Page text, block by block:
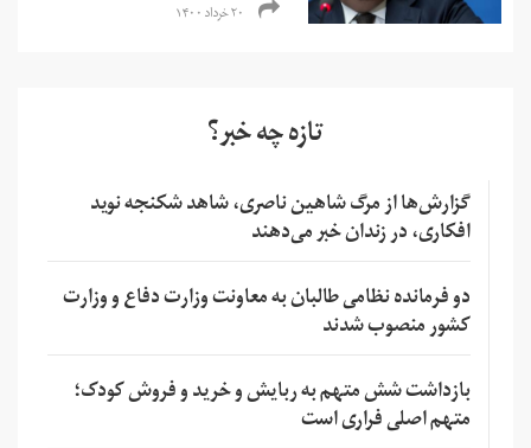
۲۰ خرداد ۱۴۰۰
تازه چه خبر؟
گزارش‌ها از مرگ شاهین ناصری، شاهد شکنجه نوید
افکاری، در زندان خبر می‌دهند
دو فرمانده نظامی طالبان به معاونت وزارت دفاع و وزارت
کشور منصوب شدند
بازداشت شش متهم به ربایش و خرید و فروش کودک؛
متهم اصلی فراری است